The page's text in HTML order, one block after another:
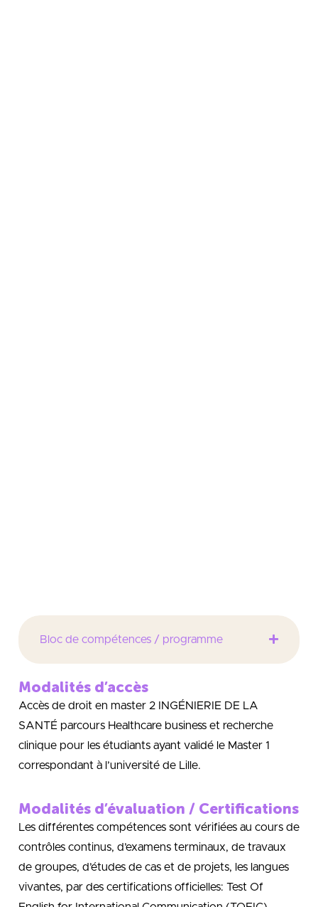
Bloc de compétences / programme
Modalités d’accès
Accès de droit en master 2 INGÉNIERIE DE LA
SANTÉ parcours Healthcare business et recherche
clinique pour les étudiants ayant validé le Master 1
correspondant à l’université de Lille.
Modalités d’évaluation / Certifications
Les différentes compétences sont vérifiées au cours de
contrôles continus, d’examens terminaux, de travaux
de groupes, d’études de cas et de projets, les langues
vivantes, par des certifications officielles: Test Of